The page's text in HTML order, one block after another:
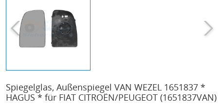
Spiegelglas, Außenspiegel VAN WEZEL 1651837 *
HAGUS * für FIAT CITROËN/PEUGEOT (1651837VAN)